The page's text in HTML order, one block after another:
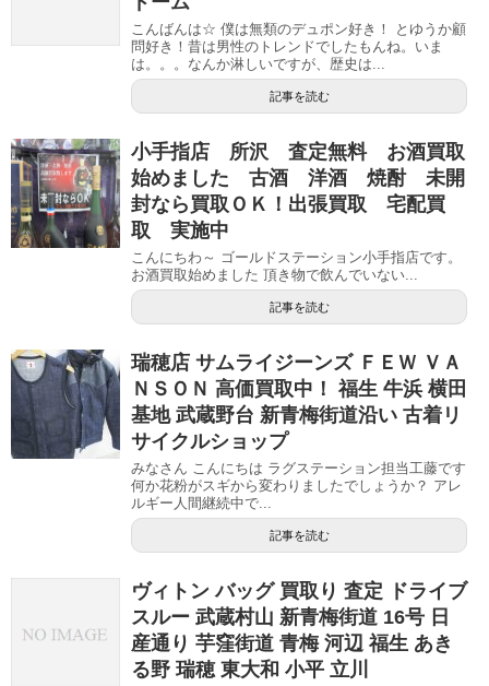
こんばんは☆ 僕は無類のデュポン好き！ とゆうか顧
問好き！昔は男性のトレンドでしたもんね。いま
は。。。なんか淋しいですが、歴史は...
記事を読む
小手指店 所沢 査定無料 お酒買取
始めました 古酒 洋酒 焼酎 未開
封なら買取ＯＫ！出張買取 宅配買
取 実施中
こんにちわ～ ゴールドステーション小手指店です。
お酒買取始めました 頂き物で飲んでいない...
記事を読む
瑞穂店 サムライジーンズ ＦＥＷ ＶＡ
ＮＳＯＮ 高価買取中！ 福生 牛浜 横田
基地 武蔵野台 新青梅街道沿い 古着リ
サイクルショップ
みなさん こんにちは ラグステーション担当工藤です
何か花粉がスギから変わりましたでしょうか？ アレ
ルギー人間継続中で...
記事を読む
ヴィトン バッグ 買取り 査定 ドライブ
スルー 武蔵村山 新青梅街道 16号 日
産通り 芋窪街道 青梅 河辺 福生 あき
る野 瑞穂 東大和 小平 立川